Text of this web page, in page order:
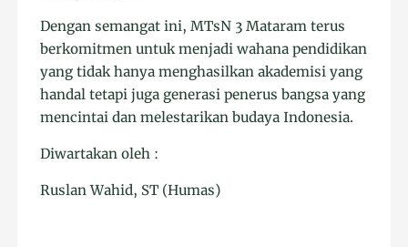
Dengan semangat ini, MTsN 3 Mataram terus
berkomitmen untuk menjadi wahana pendidikan
yang tidak hanya menghasilkan akademisi yang
handal tetapi juga generasi penerus bangsa yang
mencintai dan melestarikan budaya Indonesia.
Diwartakan oleh :
Ruslan Wahid, ST (Humas)